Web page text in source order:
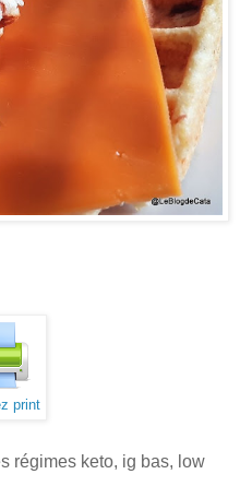
print
régimes keto, ig bas, low